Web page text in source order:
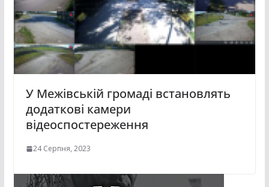
У Межівській громаді встановлять
додаткові камери
відеоспостереження
24 Серпня, 2023